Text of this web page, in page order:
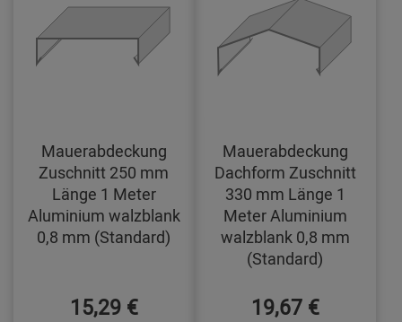
Mauerabdeckung
Zuschnitt 250 mm
Länge 1 Meter
Aluminium walzblank
0,8 mm (Standard)
15,29 €
Mauerabdeckung
Dachform Zuschnitt
330 mm Länge 1
Meter Aluminium
walzblank 0,8 mm
(Standard)
19,67 €